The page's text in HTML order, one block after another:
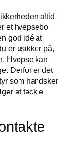
altid
et hvepsebo
god idé at
er usikker på,
Hvepse kan
Derfor er det
som handsker
at tackle